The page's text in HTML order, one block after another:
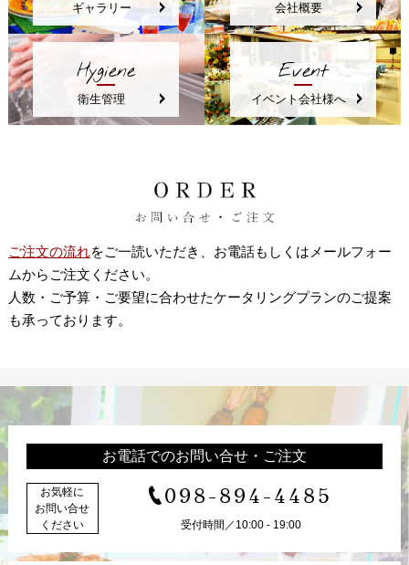
ギャラリー 会社概要
Hygiene
衛生管理
Event
イベント会社様へ
ご注文の流れをご一読いただき、お電話もしくはメールフォー
ムからご注文ください。
人数・ご予算・ご要望に合わせたケータリングプランのご提案
も承っております。
お電話でのお問い合せ・ご注文
お気軽に
お問い合せ
ください
098-894-4485
受付時間／10:00 - 19:00